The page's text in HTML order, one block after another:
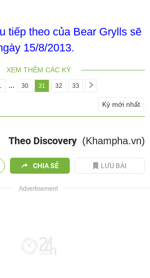
tiếp theo của Bear Grylls sẽ
15/8/2013.
XEM THÊM CÁC KỲ
... 30 31 32 33
Kỳ mới nhất
Theo Discovery (Khampha.vn)
CHIA SẺ LƯU BÀI